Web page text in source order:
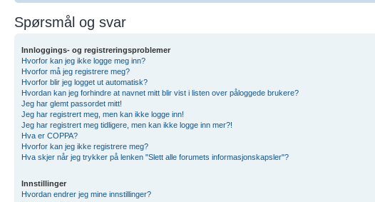
Spørsmål og svar
Innloggings- og registreringsproblemer
Hvorfor kan jeg ikke logge meg inn?
Hvorfor må jeg registrere meg?
Hvorfor blir jeg logget ut automatisk?
Hvordan kan jeg forhindre at navnet mitt blir vist i listen over påloggede brukere?
Jeg har glemt passordet mitt!
Jeg har registrert meg, men kan ikke logge inn!
Jeg har registrert meg tidligere, men kan ikke logge inn mer?!
Hva er COPPA?
Hvorfor kan jeg ikke registrere meg?
Hva skjer når jeg trykker på lenken "Slett alle forumets informasjonskapsler"?
Innstillinger
Hvordan endrer jeg mine innstillinger?